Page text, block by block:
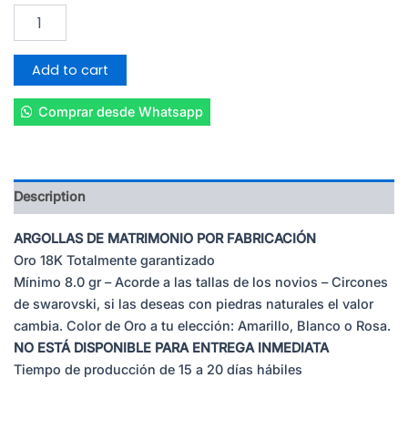
ARGOLLAS
POR
FABRICACIÓN
quantity
Add to cart
Comprar desde Whatsapp
Description
ARGOLLAS DE MATRIMONIO POR FABRICACIÓN
Oro 18K Totalmente garantizado
Mínimo 8.0 gr – Acorde a las tallas de los novios – Circones
de swarovski, si las deseas con piedras naturales el valor
cambia. Color de Oro a tu elección: Amarillo, Blanco o Rosa.
NO ESTÁ DISPONIBLE PARA ENTREGA INMEDIATA
Tiempo de producción de 15 a 20 días hábiles